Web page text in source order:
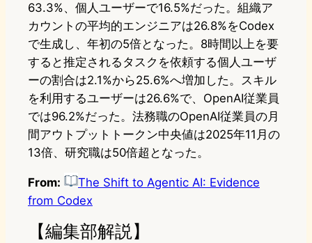
63.3%、個人ユーザーで16.5%だった。組織ア
カウントの平均的エンジニアは26.8%をCodex
で生成し、年初の5倍となった。8時間以上を要
すると推定されるタスクを依頼する個人ユーザ
ーの割合は2.1%から25.6%へ増加した。スキル
を利用するユーザーは26.6%で、OpenAI従業員
では96.2%だった。法務職のOpenAI従業員の月
間アウトプットトークン中央値は2025年11月の
13倍、研究職は50倍超となった。
From:
The Shift to Agentic AI: Evidence
from Codex
【編集部解説】